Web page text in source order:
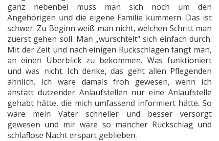
ganz nebenbei muss man sich noch um den
Angehörigen und die eigene Familie kümmern. Das ist
schwer. Zu Beginn weiß man nicht, welchen Schritt man
zuerst gehen soll. Man „wurschtelt“ sich einfach durch.
Mit der Zeit und nach einigen Rückschlägen fängt man,
an einen Überblick zu bekommen. Was funktioniert
und was nicht. Ich denke, das geht allen Pflegenden
ähnlich. Ich wäre damals froh gewesen, wenn ich
anstatt dutzender Anlaufstellen nur eine Anlaufstelle
gehabt hätte, die mich umfassend informiert hätte. So
wäre mein Vater schneller und besser versorgt
gewesen und mir wäre so mancher Rückschlag und
schlaflose Nacht erspart geblieben.